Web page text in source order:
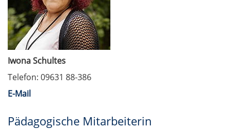
Iwona Schultes
Telefon: 09631 88-386
E-Mail
Pädagogische Mitarbeiterin